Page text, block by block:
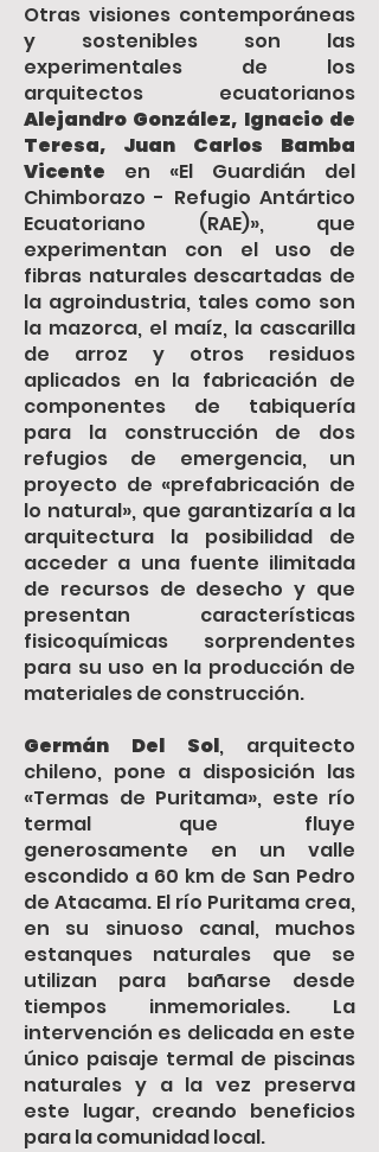
Otras visiones contemporáneas
y sostenibles son las
experimentales de los
arquitectos ecuatorianos
Alejandro González, Ignacio de
Teresa, Juan Carlos Bamba
Vicente en «El Guardián del
Chimborazo - Refugio Antártico
Ecuatoriano (RAE)», que
experimentan con el uso de
fibras naturales descartadas de
la agroindustria, tales como son
la mazorca, el maíz, la cascarilla
de arroz y otros residuos
aplicados en la fabricación de
componentes de tabiquería
para la construcción de dos
refugios de emergencia, un
proyecto de «prefabricación de
lo natural», que garantizaría a la
arquitectura la posibilidad de
acceder a una fuente ilimitada
de recursos de desecho y que
presentan características
fisicoquímicas sorprendentes
para su uso en la producción de
materiales de construcción.
Germán Del Sol, arquitecto
chileno, pone a disposición las
«Termas de Puritama», este río
termal que fluye
generosamente en un valle
escondido a 60 km de San Pedro
de Atacama. El río Puritama crea,
en su sinuoso canal, muchos
estanques naturales que se
utilizan para bañarse desde
tiempos inmemoriales. La
intervención es delicada en este
único paisaje termal de piscinas
naturales y a la vez preserva
este lugar, creando beneficios
para la comunidad local.